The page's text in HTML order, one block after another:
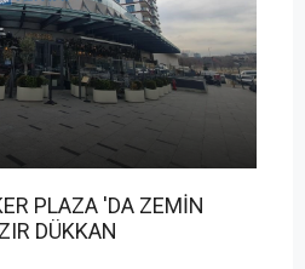
PLAZA 'DA ZEMİN
DÜKKAN